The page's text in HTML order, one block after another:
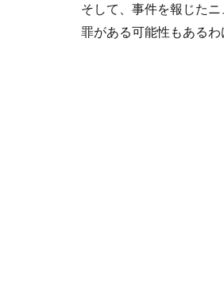
そして、事件を報じた
罪がある可能性もあるわ